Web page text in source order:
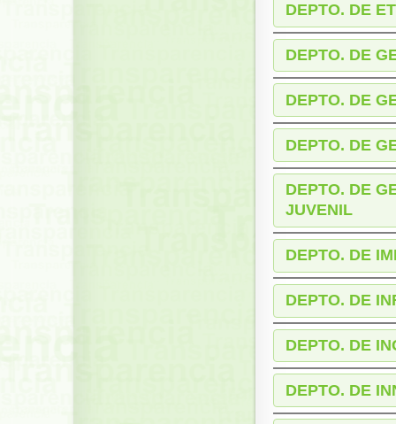
DEPTO. DE
DEPTO. DE
DEPTO. DE
DEPTO. DE
DEPTO. DE
JUVENIL
DEPTO. DE
DEPTO. DE
DEPTO. DE
DEPTO. DE